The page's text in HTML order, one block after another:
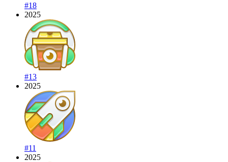
#18
2025
#13
2025
#11
2025